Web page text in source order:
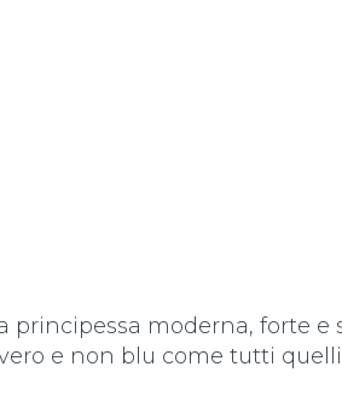
moderna, forte e
e non blu come tutti